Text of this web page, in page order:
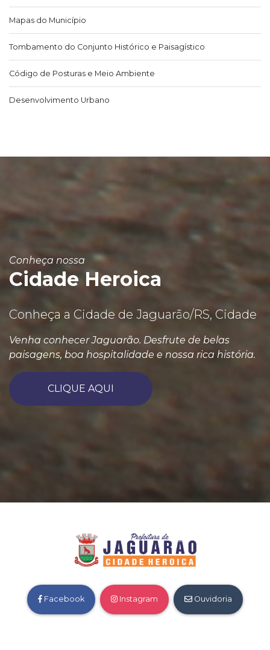
Mapas do Município
Tombamento do Conjunto Histórico e Paisagístico
Código de Posturas e Meio Ambiente
Desenvolvimento Urbano
Conheça nossa
Cidade Heroica
Conheça a Cidade de Jaguarão/RS, Cidade
Venha conhecer Jaguarão. Desfrute de belas
paisagens, boa hospitalidade e nossa rica história.
CLIQUE AQUI
Facebook Instagram Ouvidoria